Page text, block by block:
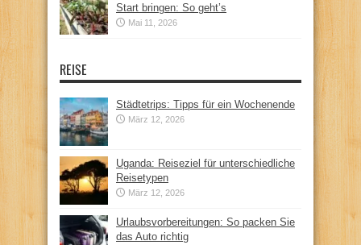
Start bringen: So geht’s
Mai 11, 2026
REISE
Städtetrips: Tipps für ein Wochenende
März 12, 2026
Uganda: Reiseziel für unterschiedliche
Reisetypen
März 12, 2026
Urlaubsvorbereitungen: So packen Sie
das Auto richtig